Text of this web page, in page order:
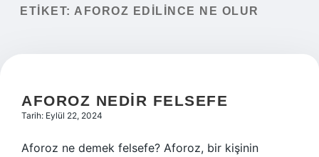
Yasal Uyarı
ETIKET: AFOROZ EDILINCE NE OLUR
AFOROZ NEDIR FELSEFE
Tarih: Eylül 22, 2024
Aforoz ne demek felsefe? Aforoz, bir kişinin